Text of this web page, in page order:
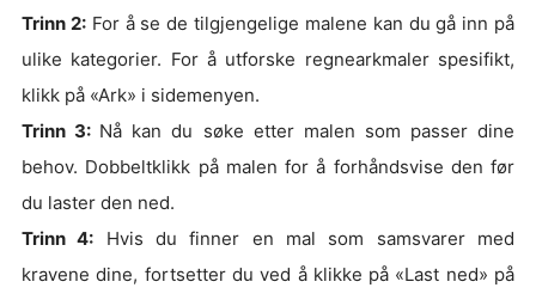
Trinn 2:For å se de tilgjengelige malene kan du gå inn på
ulike kategorier. For å utforske regnearkmaler spesifikt,
klikk på «Ark» i sidemenyen.
Trinn 3: Nå kan du søke etter malen som passer dine
behov. Dobbeltklikk på malen for å forhåndsvise den før
du laster den ned.
Trinn 4: Hvis du finner en mal som samsvarer med
kravene dine, fortsetter du ved å klikke på «Last ned» på